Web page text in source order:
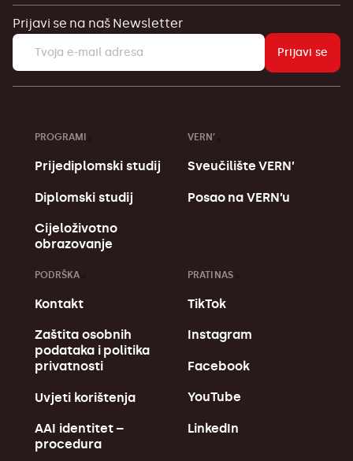
Prijavi se na naš Newsletter
Prijavi se
PROGRAMI
Prijediplomski studij
Diplomski studij
Cijeloživotno
obrazovanje
VERN’
Sveučilište VERN’
Posao na VERN’u
PODRŠKA
Kontakt
Zaštita osobnih
podataka i politika
privatnosti
Uvjeti korištenja
AAI identitet –
procedura
PRATI NAS
TikTok
Instagram
Facebook
YouTube
LinkedIn